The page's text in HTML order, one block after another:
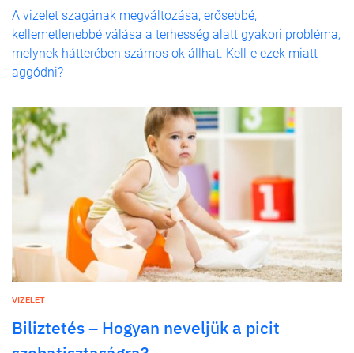
A vizelet szagának megváltozása, erősebbé,
kellemetlenebbé válása a terhesség alatt gyakori probléma,
melynek hátterében számos ok állhat. Kell-e ezek miatt
aggódni?
VIZELET
Biliztetés – Hogyan neveljük a picit